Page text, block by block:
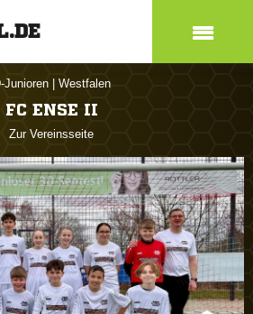
Junioren Westfalen
FC ENSE II
Zur Vereinsseite